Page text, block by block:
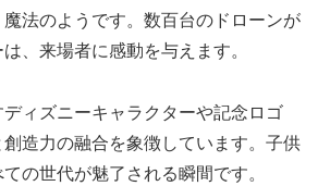
法のようです。数百台のドローンが
、来場者に感動を与えます。
ディズニーキャラクターや記念ロゴ
造力の融合を象徴しています。子供
の世代が魅了される瞬間です。